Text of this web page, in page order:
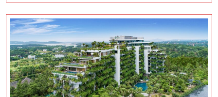
Bỏ
Qua
Khi
Du
Lịch
Hạ
Long